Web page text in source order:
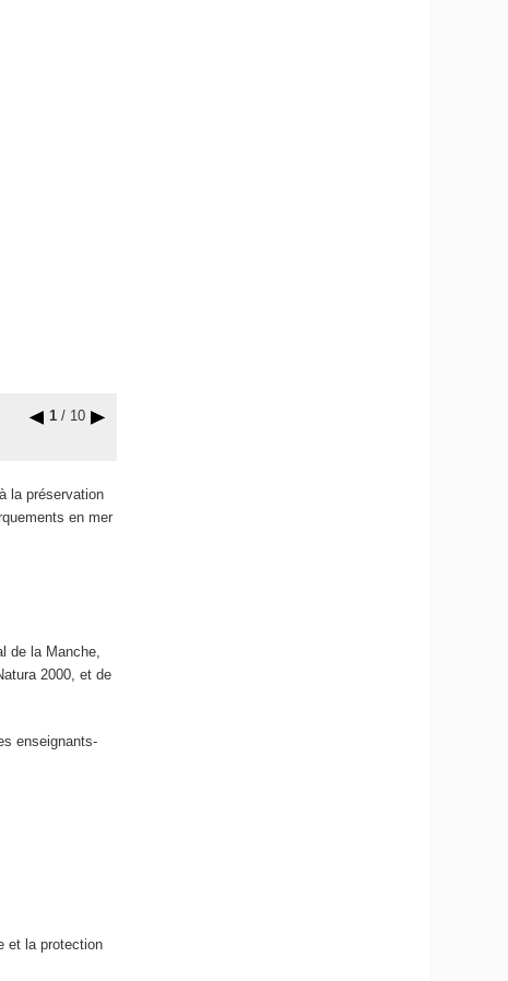
1 / 10
la préservation
en mer
de la Manche,
2000, et de
enseignants-
et la protection